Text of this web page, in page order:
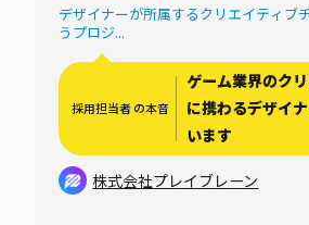
間外労働については割増賃金
を支給
デザイナーが所属するクリエイティブ
うプロジ...
採用担当者 の本音
ゲーム業界のク
に携わるデザイ
います
株式会社プレイブレーン